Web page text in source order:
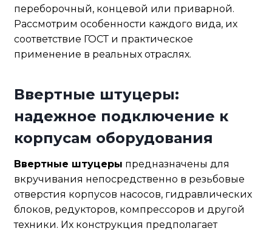
переборочный, концевой или приварной.
Рассмотрим особенности каждого вида, их
соответствие ГОСТ и практическое
применение в реальных отраслях.
Ввертные штуцеры:
надежное подключение к
корпусам оборудования
Ввертные штуцеры предназначены для
вкручивания непосредственно в резьбовые
отверстия корпусов насосов, гидравлических
блоков, редукторов, компрессоров и другой
техники. Их конструкция предполагает